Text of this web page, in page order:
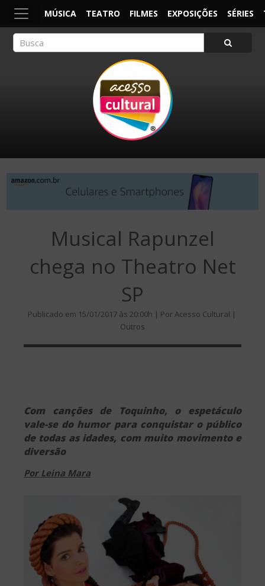
MÚSICA TEATRO FILMES EXPOSIÇÕES SÉRIES
Musical Rapunzel
chega no Theatro Net
SP
Publicado em 15/01/2017 às 20:00h | Por Acesso Cultural |
Outros
Com canções de Toquinho, o espetáculo
vale-se do humor para conquistar o público
de todas as idades, com muito movimento e
diversão
Por Leina Mara